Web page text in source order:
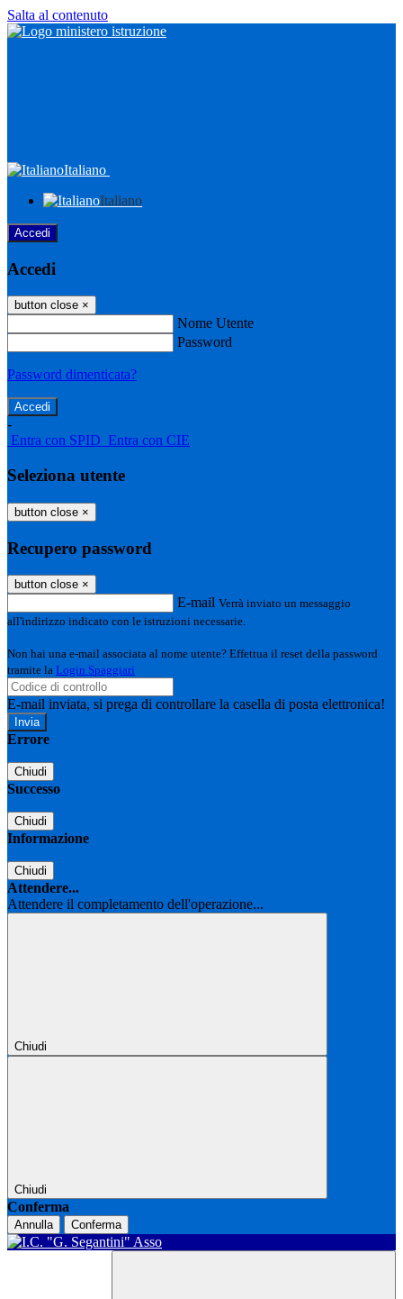
Salta al contenuto
Italiano
Italiano
Accedi
Accedi
button close ×
Nome Utente
Password
Password dimenticata?
-
Entra con SPID Entra con CIE
Seleziona utente
button close ×
Recupero password
button close ×
E-mail Verrà inviato un messaggio
all'indirizzo indicato con le istruzioni necessarie.
Non hai una e-mail associata al nome utente? Effettua il reset della password
tramite la Login Spaggiari
E-mail inviata, si prega di controllare la casella di posta elettronica!
Errore
Chiudi
Successo
Chiudi
Informazione
Chiudi
Attendere...
Attendere il completamento dell'operazione...
Chiudi
Chiudi
Conferma
Annulla Conferma